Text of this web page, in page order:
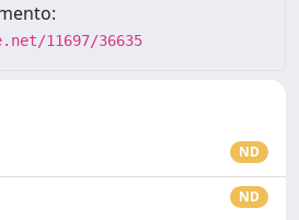
11697/36635
ND
ND